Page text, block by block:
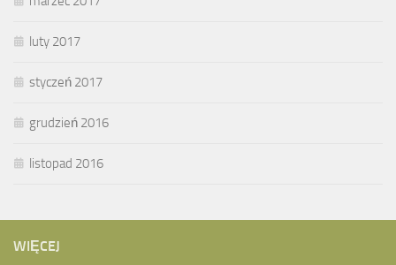
luty 2017
styczeń 2017
grudzień 2016
listopad 2016
WIĘCEJ